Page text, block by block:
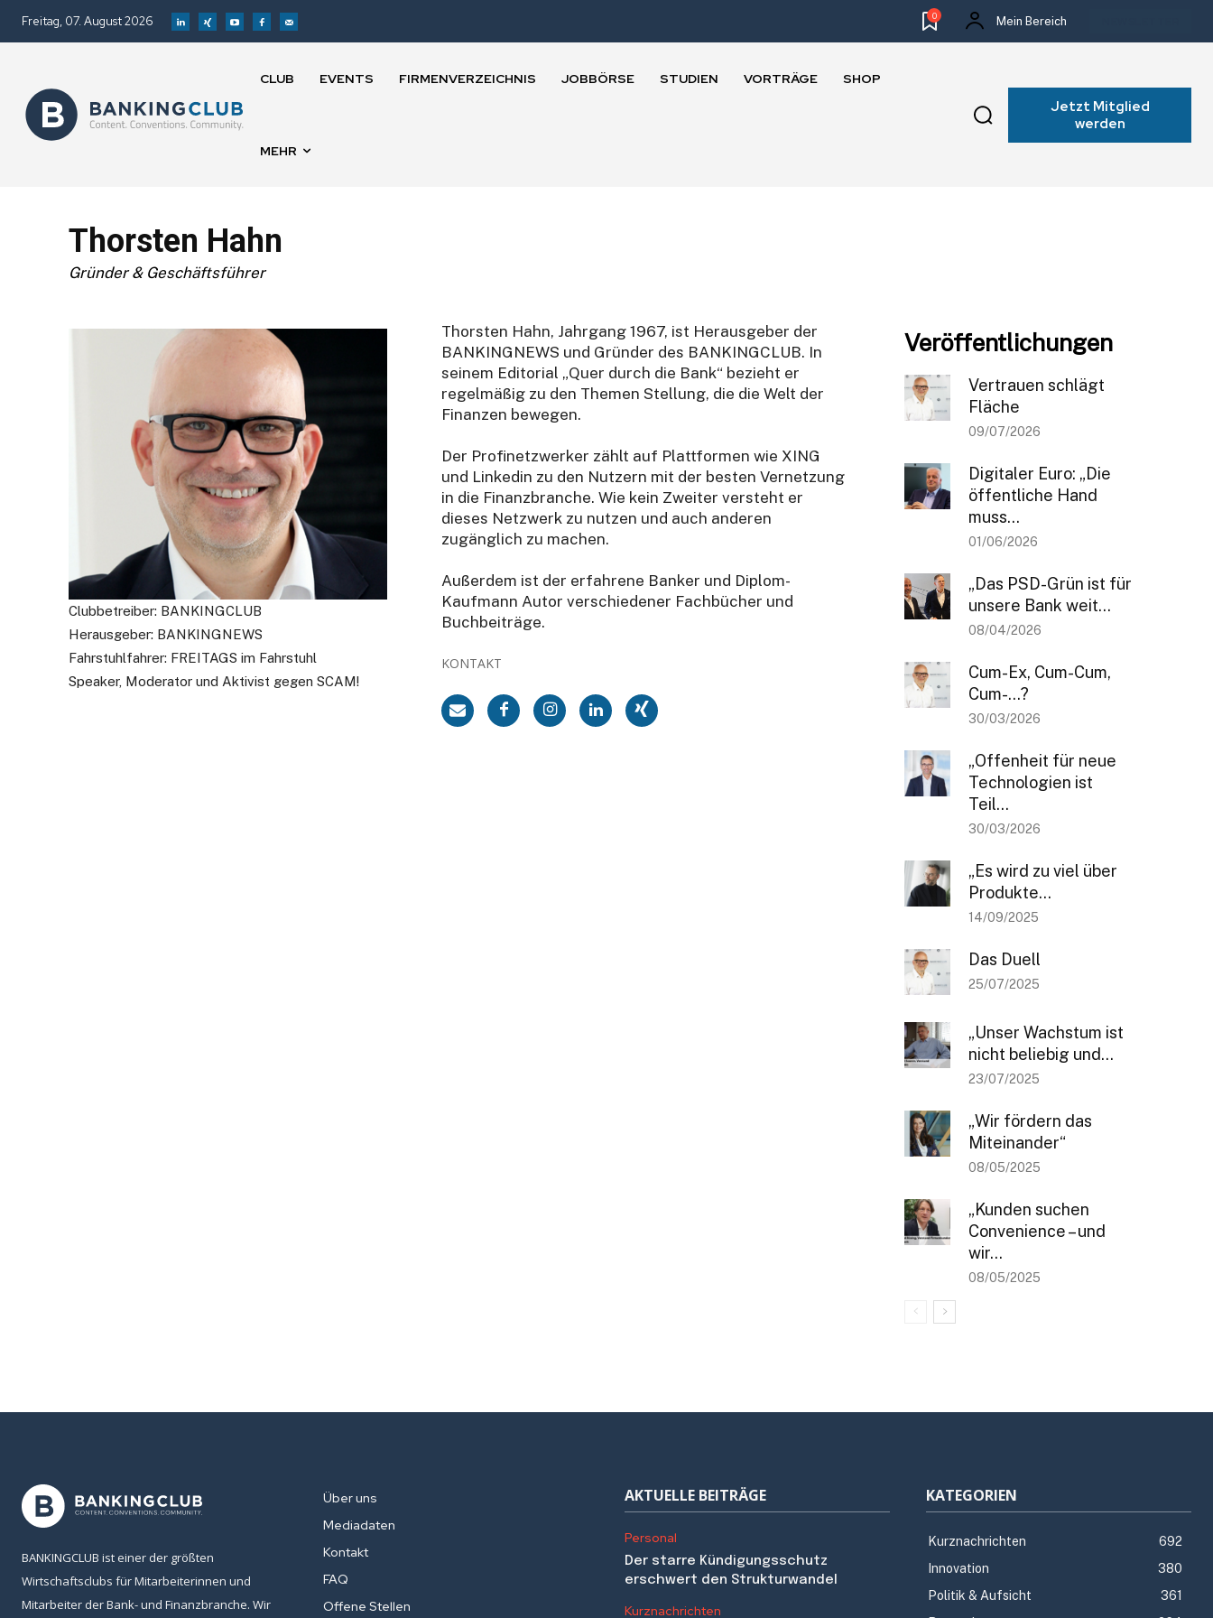
Bleiben Sie informiert
Freitag, 07. August 2026 0 Mein Bereich
CLUB EVENTS FIRMENVERZEICHNIS JOBBÖRSE STUDIEN VORTRÄGE SHOP
MEHR
Jetzt Mitglied
werden
Thorsten Hahn
Gründer & Geschäftsführer
Clubbetreiber: BANKINGCLUB
Herausgeber: BANKINGNEWS
Fahrstuhlfahrer: FREITAGS im Fahrstuhl
Speaker, Moderator und Aktivist gegen SCAM!
Thorsten Hahn, Jahrgang 1967, ist Herausgeber der
BANKINGNEWS und Gründer des BANKINGCLUB. In
seinem Editorial „Quer durch die Bank“ bezieht er
regelmäßig zu den Themen Stellung, die die Welt der
Finanzen bewegen.
Der Profinetzwerker zählt auf Plattformen wie XING
und Linkedin zu den Nutzern mit der besten Vernetzung
in die Finanzbranche. Wie kein Zweiter versteht er
dieses Netzwerk zu nutzen und auch anderen
zugänglich zu machen.
Außerdem ist der erfahrene Banker und Diplom-
Kaufmann Autor verschiedener Fachbücher und
Buchbeiträge.
KONTAKT
Veröffentlichungen
Vertrauen schlägt
Fläche
09/07/2026
Digitaler Euro: „Die
öffentliche Hand
muss...
01/06/2026
„Das PSD-Grün ist für
unsere Bank weit...
08/04/2026
Cum-Ex, Cum-Cum,
Cum-…?
30/03/2026
„Offenheit für neue
Technologien ist
Teil...
30/03/2026
„Es wird zu viel über
Produkte...
14/09/2025
Das Duell
25/07/2025
„Unser Wachstum ist
nicht beliebig und...
23/07/2025
„Wir fördern das
Miteinander“
08/05/2025
„Kunden suchen
Convenience – und
wir...
08/05/2025
BANKINGCLUB ist einer der größten
Wirtschaftsclubs für Mitarbeiterinnen und
Mitarbeiter der Bank- und Finanzbranche. Wir
Über uns
Mediadaten
Kontakt
FAQ
Offene Stellen
AKTUELLE BEITRÄGE
Personal
Der starre Kündigungsschutz
erschwert den Strukturwandel
Kurznachrichten
KATEGORIEN
Kurznachrichten
692
Innovation
380
Politik & Aufsicht
361